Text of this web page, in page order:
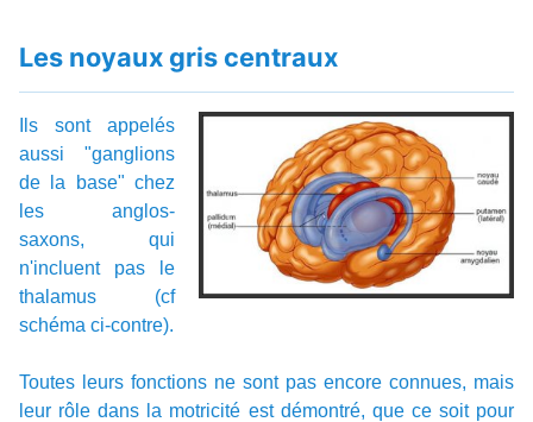
Les noyaux gris centraux
Ils sont appelés
aussi "ganglions
de la base" chez
les anglos-
saxons, qui
n'incluent pas le
thalamus (cf
schéma ci-contre).
Toutes leurs fonctions ne sont pas encore connues, mais
leur rôle dans la motricité est démontré, que ce soit pour